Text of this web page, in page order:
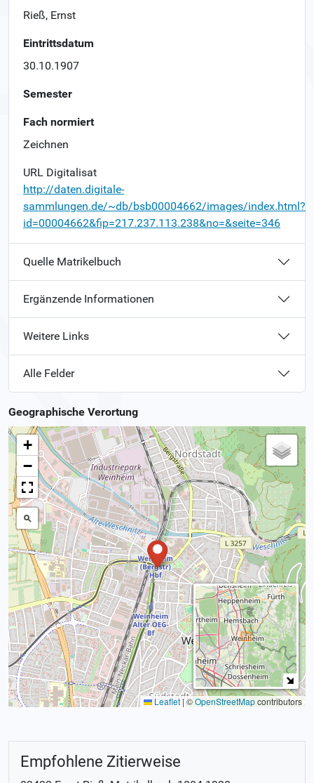
Rieß, Ernst
Eintrittsdatum
30.10.1907
Semester
Fach normiert
Zeichnen
URL Digitalisat
http://daten.digitale-
sammlungen.de/~db/bsb00004662/images/index.html?
id=00004662&fip=217.237.113.238&no=&seite=346
Quelle Matrikelbuch
Ergänzende Informationen
Weitere Links
Alle Felder
Geographische Verortung
+
−
Leaflet|©OpenStreetMapcontributors
Empfohlene Zitierweise